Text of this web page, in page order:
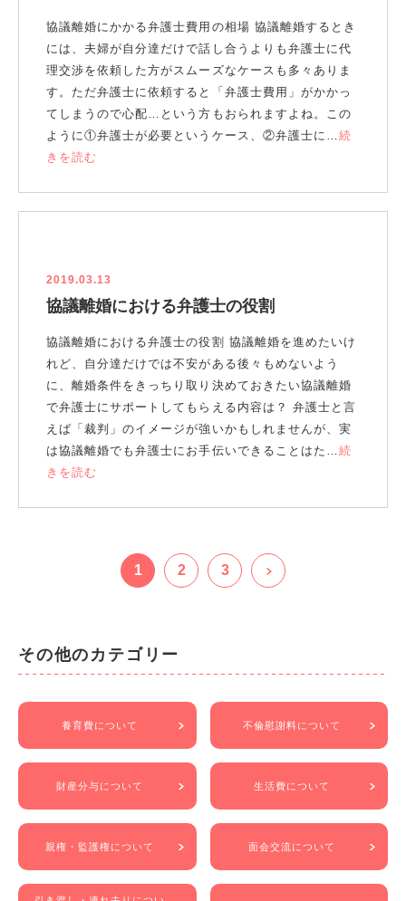
協議離婚にかかる弁護士費用の相場 協議離婚するとき
には、夫婦が自分達だけで話し合うよりも弁護士に代
理交渉を依頼した方がスムーズなケースも多々ありま
す。ただ弁護士に依頼すると「弁護士費用」がかかっ
てしまうので心配…という方もおられますよね。この
ように①弁護士が必要というケース、②弁護士に…続
きを読む
2019.03.13
協議離婚における弁護士の役割
協議離婚における弁護士の役割 協議離婚を進めたいけ
れど、自分達だけでは不安がある後々もめないよう
に、離婚条件をきっちり取り決めておきたい協議離婚
で弁護士にサポートしてもらえる内容は？ 弁護士と言
えば「裁判」のイメージが強いかもしれませんが、実
は協議離婚でも弁護士にお手伝いできることはた…続
きを読む
1 2 3
その他のカテゴリー
養育費について 不倫慰謝料について
財産分与について 生活費について
親権・監護権について 面会交流について